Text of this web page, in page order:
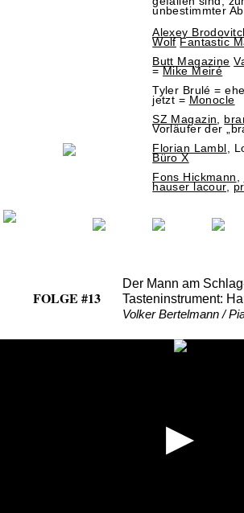
unbestimmter
Alexey
Wolf Fantastic
Butt Magazine
=Mike Meiré
Tyler Brulé =
jetzt = Monocle
SZ Magazin
Vorläufer der
Florian Lambl ,
Büro X
Fons Hickmann
hauser lacour,
FOLGE #13
Der Mann am
Tasteninstrument:
Volker Bertelmann /